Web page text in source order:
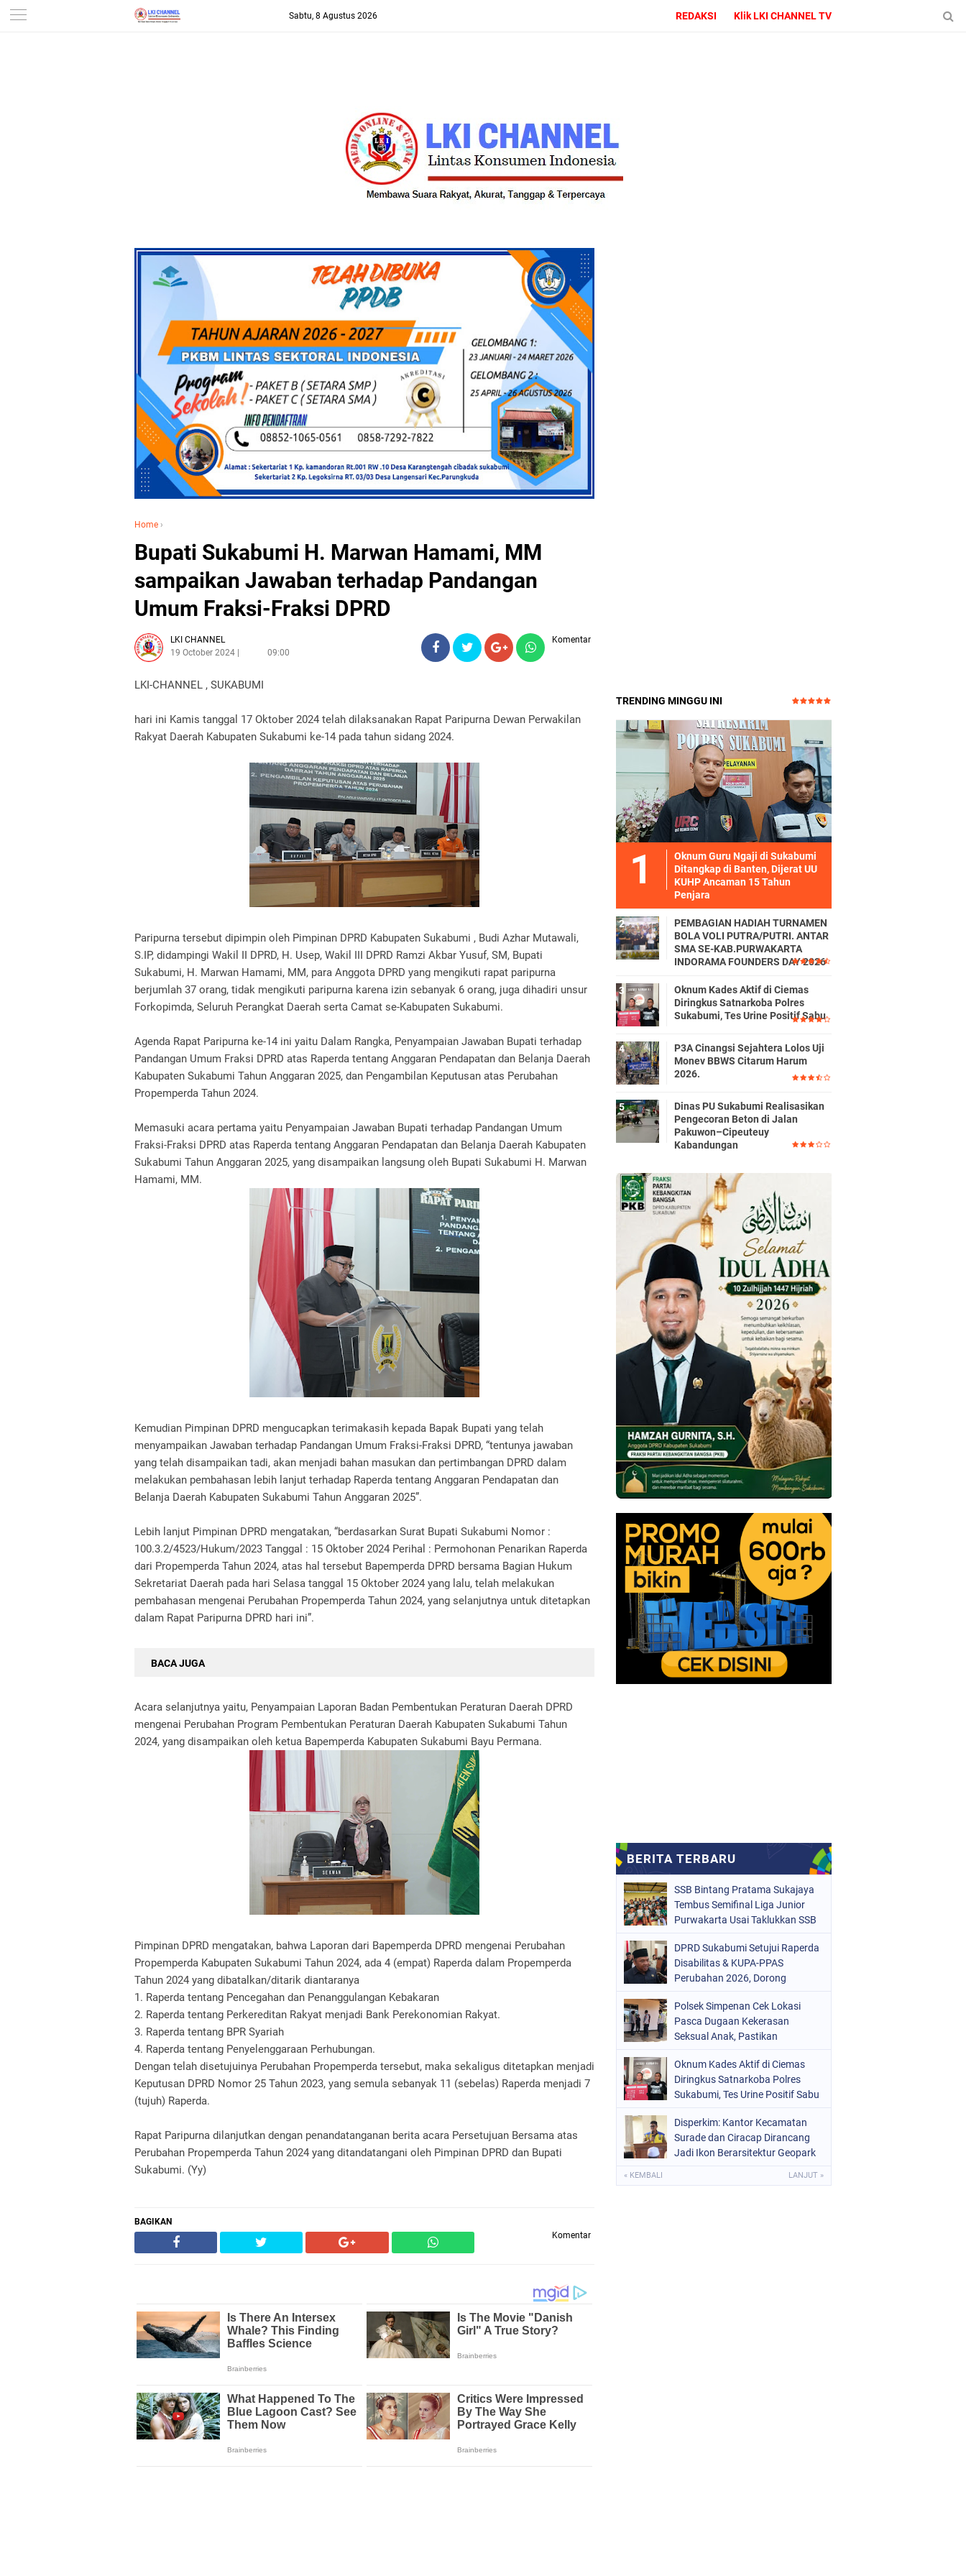
-->
Sabtu, 8 Agustus 2026 REDAKSI Klik LKI CHANNEL TV
Home ›
Bupati Sukabumi H. Marwan Hamami, MM
sampaikan Jawaban terhadap Pandangan
Umum Fraksi-Fraksi DPRD
LKI CHANNEL
19 October 2024
09:00
Komentar
LKI-CHANNEL , SUKABUMI
hari ini Kamis tanggal 17 Oktober 2024 telah dilaksanakan Rapat Paripurna Dewan Perwakilan
Rakyat Daerah Kabupaten Sukabumi ke-14 pada tahun sidang 2024.
Paripurna tersebut dipimpin oleh Pimpinan DPRD Kabupaten Sukabumi , Budi Azhar Mutawali,
S.IP, didampingi Wakil II DPRD, H. Usep, Wakil III DPRD Ramzi Akbar Yusuf, SM, Bupati
Sukabumi, H. Marwan Hamami, MM, para Anggota DPRD yang mengikuti rapat paripurna
berjumlah 37 orang, tidak mengikuti paripurna karena izin sebanyak 6 orang, juga dihadiri unsur
Forkopimda, Seluruh Perangkat Daerah serta Camat se-Kabupaten Sukabumi.
Agenda Rapat Paripurna ke-14 ini yaitu Dalam Rangka, Penyampaian Jawaban Bupati terhadap
Pandangan Umum Fraksi DPRD atas Raperda tentang Anggaran Pendapatan dan Belanja Daerah
Kabupaten Sukabumi Tahun Anggaran 2025, dan Pengambilan Keputusan atas Perubahan
Propemperda Tahun 2024.
Memasuki acara pertama yaitu Penyampaian Jawaban Bupati terhadap Pandangan Umum
Fraksi-Fraksi DPRD atas Raperda tentang Anggaran Pendapatan dan Belanja Daerah Kabupaten
Sukabumi Tahun Anggaran 2025, yang disampaikan langsung oleh Bupati Sukabumi H. Marwan
Hamami, MM.
Kemudian Pimpinan DPRD mengucapkan terimakasih kepada Bapak Bupati yang telah
menyampaikan Jawaban terhadap Pandangan Umum Fraksi-Fraksi DPRD, “tentunya jawaban
yang telah disampaikan tadi, akan menjadi bahan masukan dan pertimbangan DPRD dalam
melakukan pembahasan lebih lanjut terhadap Raperda tentang Anggaran Pendapatan dan
Belanja Daerah Kabupaten Sukabumi Tahun Anggaran 2025”.
Lebih lanjut Pimpinan DPRD mengatakan, “berdasarkan Surat Bupati Sukabumi Nomor :
100.3.2/4523/Hukum/2023 Tanggal : 15 Oktober 2024 Perihal : Permohonan Penarikan Raperda
dari Propemperda Tahun 2024, atas hal tersebut Bapemperda DPRD bersama Bagian Hukum
Sekretariat Daerah pada hari Selasa tanggal 15 Oktober 2024 yang lalu, telah melakukan
pembahasan mengenai Perubahan Propemperda Tahun 2024, yang selanjutnya untuk ditetapkan
dalam Rapat Paripurna DPRD hari ini”.
BACA JUGA
Acara selanjutnya yaitu, Penyampaian Laporan Badan Pembentukan Peraturan Daerah DPRD
mengenai Perubahan Program Pembentukan Peraturan Daerah Kabupaten Sukabumi Tahun
2024, yang disampaikan oleh ketua Bapemperda Kabupaten Sukabumi Bayu Permana.
Pimpinan DPRD mengatakan, bahwa Laporan dari Bapemperda DPRD mengenai Perubahan
Propemperda Kabupaten Sukabumi Tahun 2024, ada 4 (empat) Raperda dalam Propemperda
Tahun 2024 yang dibatalkan/ditarik diantaranya
1. Raperda tentang Pencegahan dan Penanggulangan Kebakaran
2. Raperda tentang Perkereditan Rakyat menjadi Bank Perekonomian Rakyat.
3. Raperda tentang BPR Syariah
4. Raperda tentang Penyelenggaraan Perhubungan.
Dengan telah disetujuinya Perubahan Propemperda tersebut, maka sekaligus ditetapkan menjadi
Keputusan DPRD Nomor 25 Tahun 2023, yang semula sebanyak 11 (sebelas) Raperda menjadi 7
(tujuh) Raperda.
Rapat Paripurna dilanjutkan dengan penandatanganan berita acara Persetujuan Bersama atas
Perubahan Propemperda Tahun 2024 yang ditandatangani oleh Pimpinan DPRD dan Bupati
Sukabumi. (Yy)
BAGIKAN
Komentar
TRENDING MINGGU INI
Oknum Guru Ngaji di Sukabumi
Ditangkap di Banten, Dijerat UU
KUHP Ancaman 15 Tahun
Penjara
PEMBAGIAN HADIAH TURNAMEN
BOLA VOLI PUTRA/PUTRI. ANTAR
SMA SE-KAB.PURWAKARTA
INDORAMA FOUNDERS DAY 2026
Oknum Kades Aktif di Ciemas
Diringkus Satnarkoba Polres
Sukabumi, Tes Urine Positif Sabu
P3A Cinangsi Sejahtera Lolos Uji
Monev BBWS Citarum Harum
2026.
Dinas PU Sukabumi Realisasikan
Pengecoran Beton di Jalan
Pakuwon–Cipeuteuy
Kabandungan
SSB Bintang Pratama Sukajaya
Tembus Semifinal Liga Junior
Purwakarta Usai Taklukkan SSB
DPRD Sukabumi Setujui Raperda
Disabilitas & KUPA-PPAS
Perubahan 2026, Dorong
Polsek Simpenan Cek Lokasi
Pasca Dugaan Kekerasan
Seksual Anak, Pastikan
Oknum Kades Aktif di Ciemas
Diringkus Satnarkoba Polres
Sukabumi, Tes Urine Positif Sabu
Disperkim: Kantor Kecamatan
Surade dan Ciracap Dirancang
Jadi Ikon Berarsitektur Geopark
« KEMBALI LANJUT »